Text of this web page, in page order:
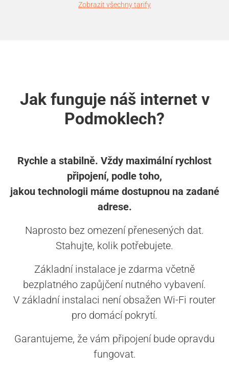
Zobrazit všechny tarify
Jak funguje náš internet v
Podmoklech?
Rychle a stabilně. Vždy maximální rychlost
připojení, podle toho,
jakou technologii máme dostupnou na zadané
adrese.
Naprosto bez omezení přenesených dat.
Stahujte, kolik potřebujete.
Základní instalace je zdarma včetně
bezplatného zapůjčení nutného vybavení.
V základní instalaci není obsažen Wi-Fi router
pro domácí pokrytí.
Garantujeme, že vám připojení bude opravdu
fungovat.